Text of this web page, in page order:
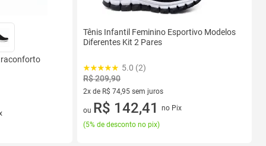
Tênis Infantil Feminino Esportivo Modelos
Diferentes Kit 2 Pares
5.0 (2)
R$ 209,90
2x de R$ 74,95 sem juros
2 vez de R$ 74,95 sem juros
ou R$ 142,41
no Pix
(5% de desconto no pix)